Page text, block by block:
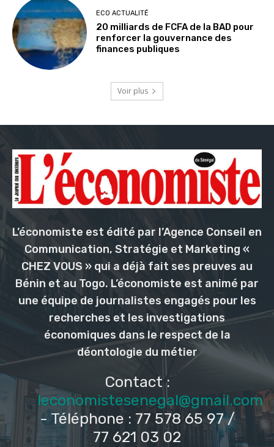
ECO ACTUALITÉ
20 milliards de FCFA de la BAD pour
renforcer la gouvernance des
finances publiques
Voir plus
L’économiste est édité par l’Agence Conseil en
Communication, Stratégie et Marketing «
CHEZ VOUS » qui a déjà fait ses preuves au
Bénin et au Togo. L’économiste est animé par
une équipe de journalistes engagés pour les
recherches et les investigations
économiques dans le respect de la
déontologie du métier
Contact :
leconomistesenegal@gmail.com
- Téléphone : 77 578 65 97 /
77 621 03 02